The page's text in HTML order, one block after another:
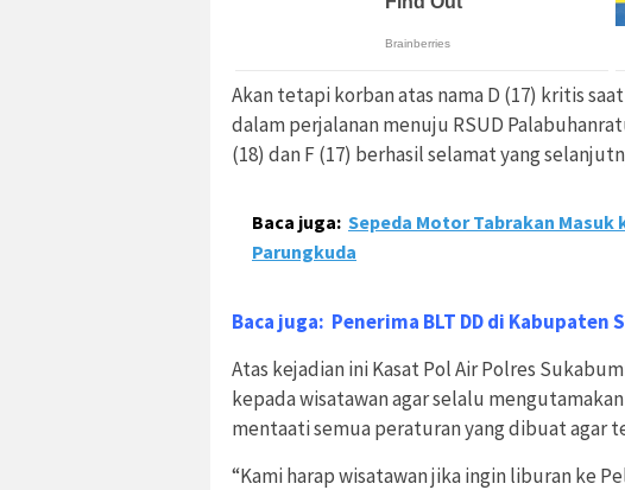
Akan tetapi korban atas nama D (17) kritis
dalam perjalanan menuju RSUD
(18) dan F (17) berhasil selamat yang
Baca juga: Sepeda Motor Tabrakan
Parungkuda
Baca juga: Penerima BLT DD di Kabupaten
Atas kejadian ini Kasat Pol Air Polres
kepada wisatawan agar selalu
mentaati semua peraturan yang dibuat agar
“Kami harap wisatawan jika ingin liburan ke